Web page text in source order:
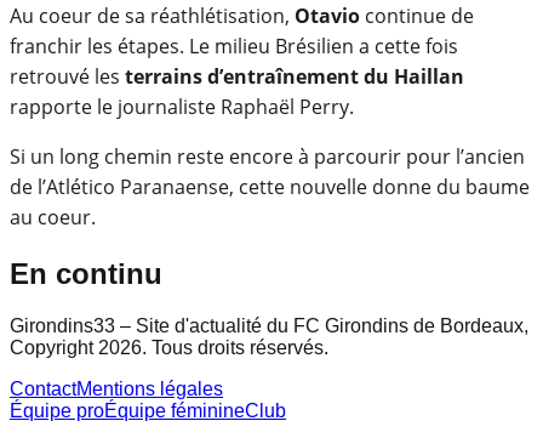
Au coeur de sa réathlétisation, Otavio continue de
franchir les étapes. Le milieu Brésilien a cette fois
retrouvé les terrains d’entraînement du Haillan
rapporte le journaliste Raphaël Perry.
Si un long chemin reste encore à parcourir pour l’ancien
de l’Atlético Paranaense, cette nouvelle donne du baume
au coeur.
En continu
Girondins33 – Site d'actualité du FC Girondins de Bordeaux,
Copyright 2026. Tous droits réservés.
ContactMentions légales
Équipe proÉquipe féminineClub